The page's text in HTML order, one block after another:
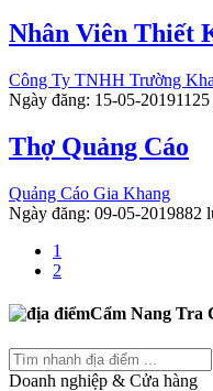
Nhân Viên Thiết
Công Ty TNHH Trường
Ngày đăng: 15-05-2019
Thợ Quảng Cáo
Quảng Cáo Gia Khang
Ngày đăng: 09-05-2019882
1
2
Cẩm Nang Tra
Doanh nghiệp & Cửa hàng